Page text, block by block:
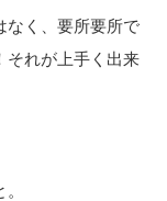
なく、要所要所で
それが上手く出来